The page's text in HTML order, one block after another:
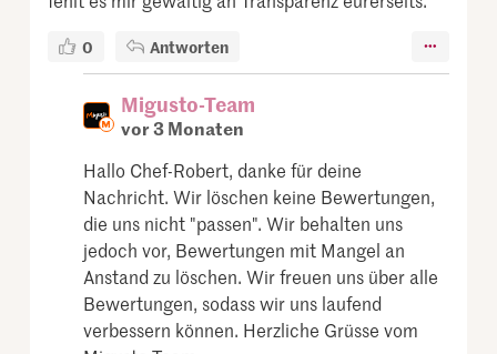
0 Antworten
Migusto-Team
vor 3 Monaten
Hallo Chef-Robert, danke für deine
Nachricht. Wir löschen keine Bewertungen,
die uns nicht "passen". Wir behalten uns
jedoch vor, Bewertungen mit Mangel an
Anstand zu löschen. Wir freuen uns über alle
Bewertungen, sodass wir uns laufend
verbessern können. Herzliche Grüsse vom